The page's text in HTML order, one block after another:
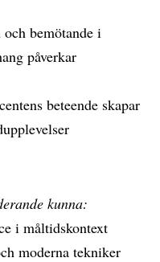
bemötande i
påverkar
beteende skapar
kunna:
i måltidskontext
moderna tekniker